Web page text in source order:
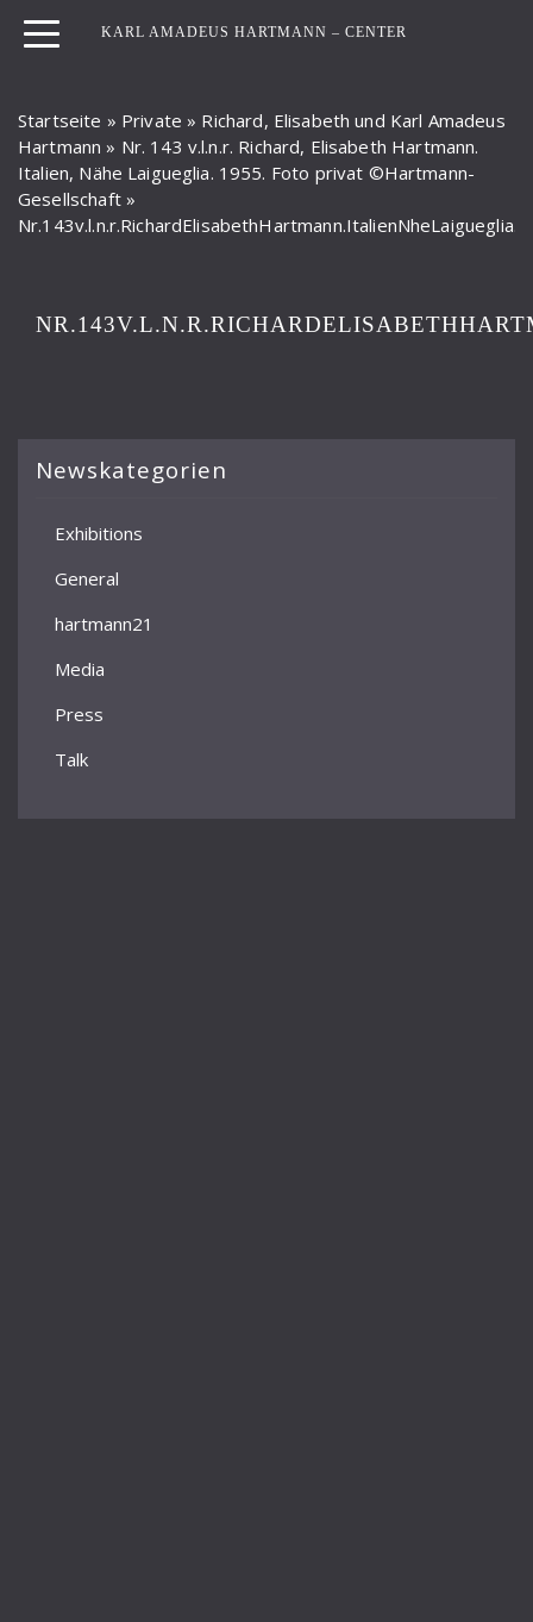
KARL AMADEUS HARTMANN – CENTER
Startseite » Private » Richard, Elisabeth und Karl Amadeus
Hartmann » Nr. 143 v.l.n.r. Richard, Elisabeth Hartmann.
Italien, Nähe Laigueglia. 1955. Foto privat ©Hartmann-
Gesellschaft»
Newskategorien
Exhibitions
General
hartmann21
Media
Press
Talk